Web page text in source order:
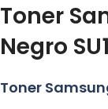
Toner
Negro
Toner